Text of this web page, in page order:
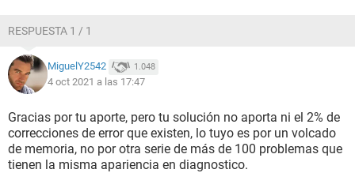
RESPUESTA 1 / 1
MiguelY2542 1.048
4 oct 2021 a las 17:47
Gracias por tu aporte, pero tu solución no aporta ni el 2% de
correcciones de error que existen, lo tuyo es por un volcado
de memoria, no por otra serie de más de 100 problemas que
tienen la misma apariencia en diagnostico.